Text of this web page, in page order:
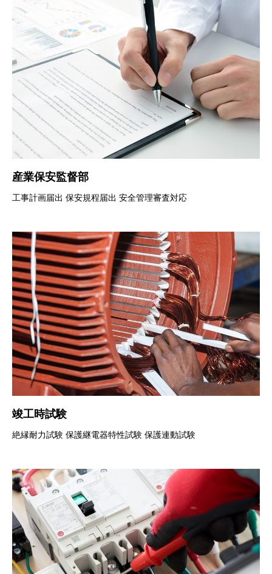
産業保安監督部
工事計画届出 保安規程届出 安全管理審査対応
竣工時試験
絶縁耐力試験 保護継電器特性試験 保護連動試験